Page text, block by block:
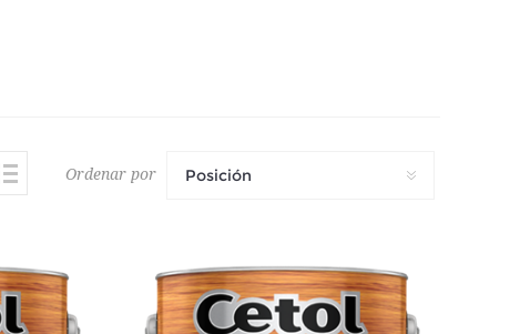
Ordenar por Posición